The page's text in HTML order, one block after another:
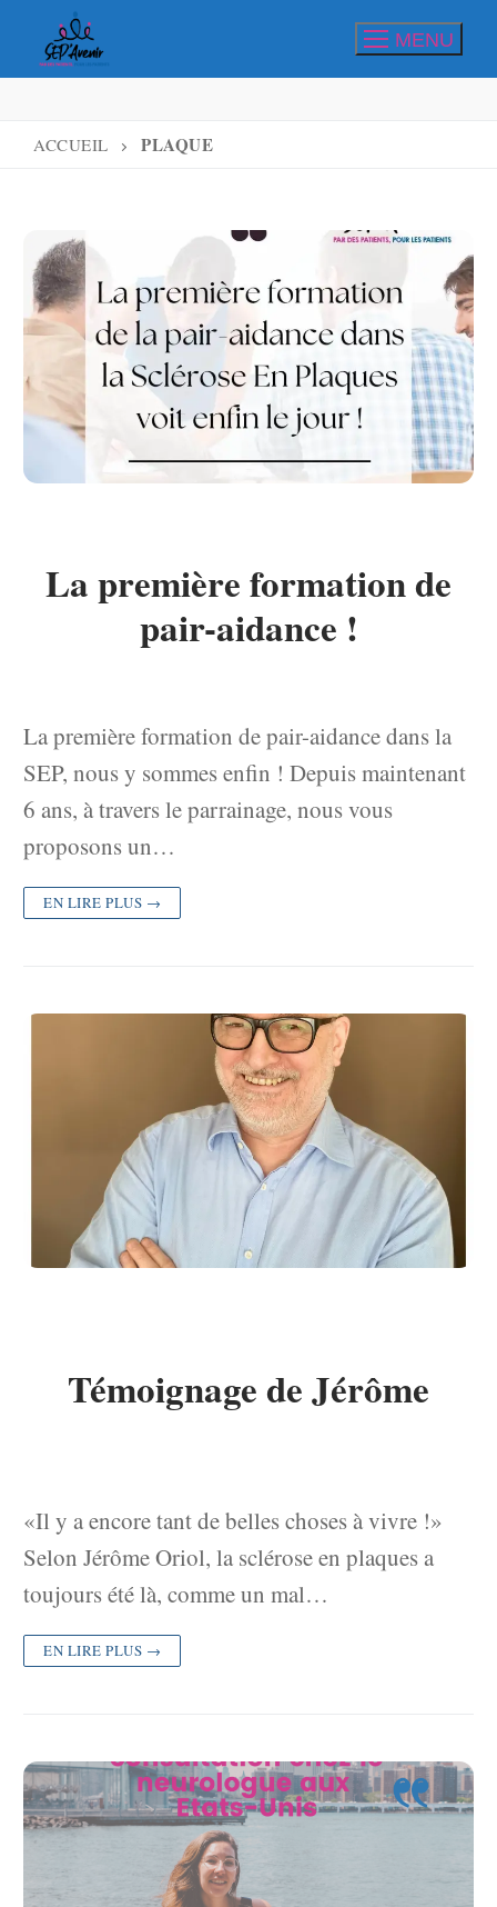
MENU
ACCUEIL PLAQUE
La première formation de
pair-aidance !
La première formation de pair-aidance dans la
SEP, nous y sommes enfin ! Depuis maintenant
6 ans, à travers le parrainage, nous vous
proposons un…
EN LIRE PLUS →
Témoignage de Jérôme
«Il y a encore tant de belles choses à vivre !»
Selon Jérôme Oriol, la sclérose en plaques a
toujours été là, comme un mal…
EN LIRE PLUS →